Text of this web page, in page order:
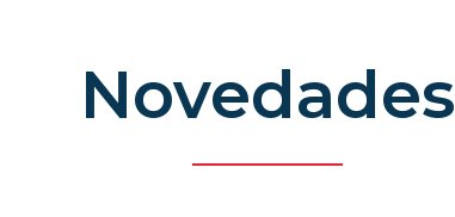
Novedades